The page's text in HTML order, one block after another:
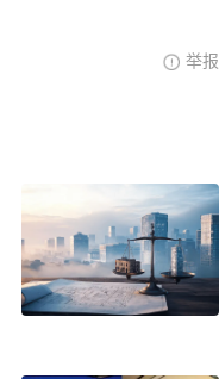
举报